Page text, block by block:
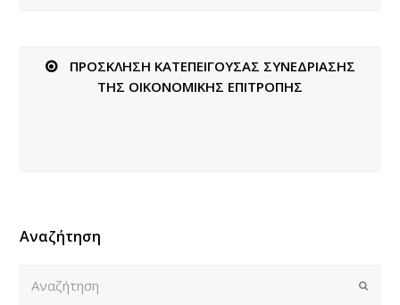
ΠΡΟΣΚΛΗΣΗ ΚΑΤΕΠΕΙΓΟΥΣΑΣ ΣΥΝΕΔΡΙΑΣΗΣ
ΤΗΣ ΟΙΚΟΝΟΜΙΚΗΣ ΕΠΙΤΡΟΠΗΣ
Αναζήτηση
Submit